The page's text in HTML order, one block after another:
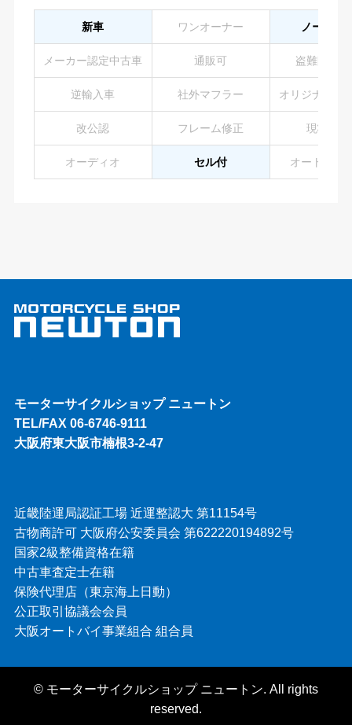
新車 ワンオーナー ノーマル
メーカー認定中古車 通販可 盗難防止
逆輸入車 社外マフラー オリジナルペ
改公認 フレーム修正 現状販売
オーディオ セル付 オートマチ
モーターサイクルショップ ニュートン
TEL/FAX 06-6746-9111
大阪府東大阪市楠根3-2-47
近畿陸運局認証工場 近運整認大 第11154号
古物商許可 大阪府公安委員会 第622220194892号
国家2級整備資格在籍
中古車査定士在籍
保険代理店（東京海上日動）
公正取引協議会会員
大阪オートバイ事業組合 組合員
© モーターサイクルショップ ニュートン. All rights
reserved.